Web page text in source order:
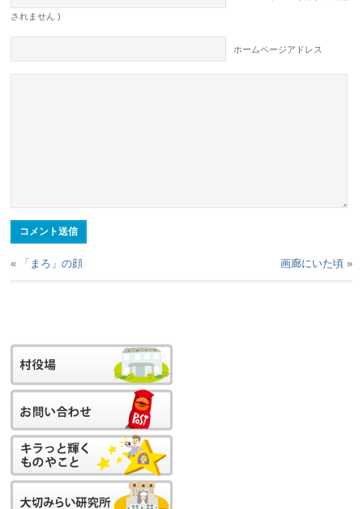
されません )
ホームページアドレス
« 「まろ」の顔 画廊にいた頃»